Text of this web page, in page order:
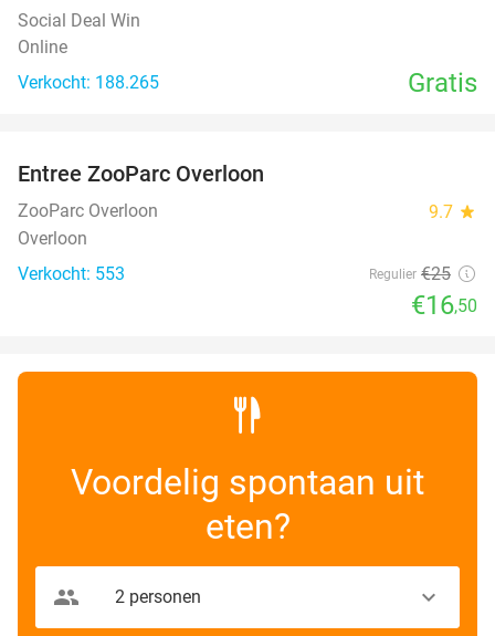
Social Deal Win
Online
Verkocht: 188.265
Gratis
TODAY
Entree ZooParc Overloon
ZooParc Overloon 9.7 star
Overloon
Verkocht: 553
Regulier €25
€16,50
Voordelig spontaan uit
eten?